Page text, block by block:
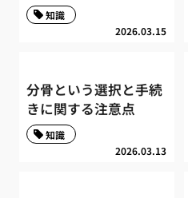
2026.03.15
知識
分骨という選択と手続
きに関する注意点
2026.03.13
知識